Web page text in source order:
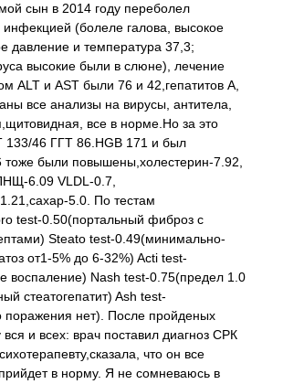
сын в 2014 году переболел
инфекцией (болеле галова, высокое
давление и температура 37,3;
высокие были в слюне), лечение
ALT и AST были 76 и 42,гепатитов А,
все анализы на вирусы, антитела,
все в норме.Но за это
133/46 ГГТ 86.HGB 171 и был
тоже были повышены,холестерин-7.92,
6.09 VLDL-0.7,
5.0. По тестам
test-0.50(портальный фиброз с
Steato test-0.49(минимально-
от1-5% до 6-32%) Acti test-
воспаление) Nash test-0.75(предел 1.0
стеатогепатит) Ash test-
поражения нет). После пройденых
вся и всех: врач поставил диагноз СРК
что он все
в норму. Я не сомневаюсь в